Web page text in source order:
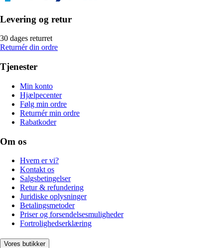
Levering og retur
30 dages returret
Returnér din ordre
Tjenester
Min konto
Hjælpecenter
Følg min ordre
Returnér min ordre
Rabatkoder
Om os
Hvem er vi?
Kontakt os
Salgsbetingelser
Retur & refundering
Juridiske oplysninger
Betalingsmetoder
Priser og forsendelsesmuligheder
Fortrolighedserklæring
Vores butikker